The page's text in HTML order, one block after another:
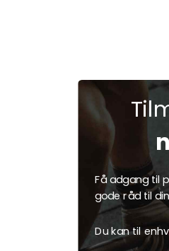
Få adgang til
gode råd til
Du kan til